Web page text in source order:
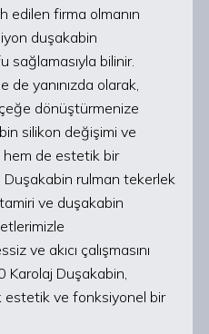
edilen firma olmanın
duşakabin
sağlamasıyla bilinir.
de yanınızda olarak,
dönüştürmenize
silikon değişimi ve
hem de estetik bir
rulman tekerlek
ve duşakabin
ve akıcı çalışmasını
Karolaj Duşakabin,
ve fonksiyonel bir